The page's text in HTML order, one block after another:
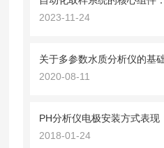
2023-11-24
关于多参数水质分析仪的基
2020-08-11
PH分析仪电极安装方式表现
2018-01-24